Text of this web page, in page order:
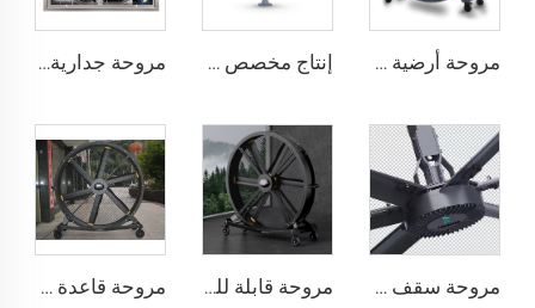
مروحة أرضية كبيرة بحجم 2 متر ومحرك PMSM قابل للحركة لمجالات الرياضة إنتاج مخصص بمروحة عملاقة ذات حجم كبير وسرعة منخفضة قطرها 16 قدم (5 أمتار) ومزودة بمحرك PMSM مروحة جدارية صناعية مقاس 1530 مم للحظائر المغلفة بالزنك والمصنوعة من الفولاذ المقاوم للصدأ
مروحة سقف صناعية كبيرة بطول 24 قدمًا (7.3 متر) لتوفير تهوية كبيرة في مستودعات الألبان مروحة قابلة للحركة بهدوء قطرها 2000 ملم (80 إنش) تعمل بالتيار الكهربائي البالغ 220 فولت ومصنوعة من الألمنيوم مروحة قاعدة بقطر 80 بوصة، جهد 220 فولت، مقاومة للماء، مناسبة للاستخدام الخارجي في الفنادق والمطاعم والمزارع والمرافق الصناعية